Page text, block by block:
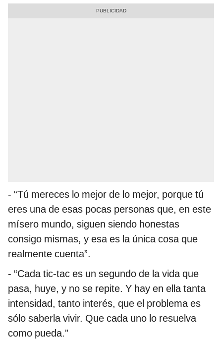
- “Tú mereces lo mejor de lo mejor, porque tú
eres una de esas pocas personas que, en este
mísero mundo, siguen siendo honestas
consigo mismas, y esa es la única cosa que
realmente cuenta”.
- “Cada tic-tac es un segundo de la vida que
pasa, huye, y no se repite. Y hay en ella tanta
intensidad, tanto interés, que el problema es
sólo saberla vivir. Que cada uno lo resuelva
como pueda.”